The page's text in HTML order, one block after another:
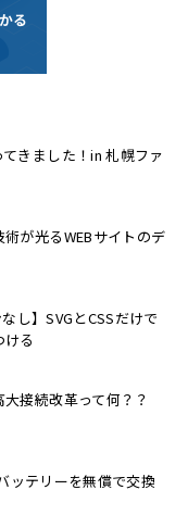
きました！in 札幌ファ
が光るWEBサイトのデ
し】SVGとCSSだけで
る
大接続改革って何？？
ッテリーを無償で交換